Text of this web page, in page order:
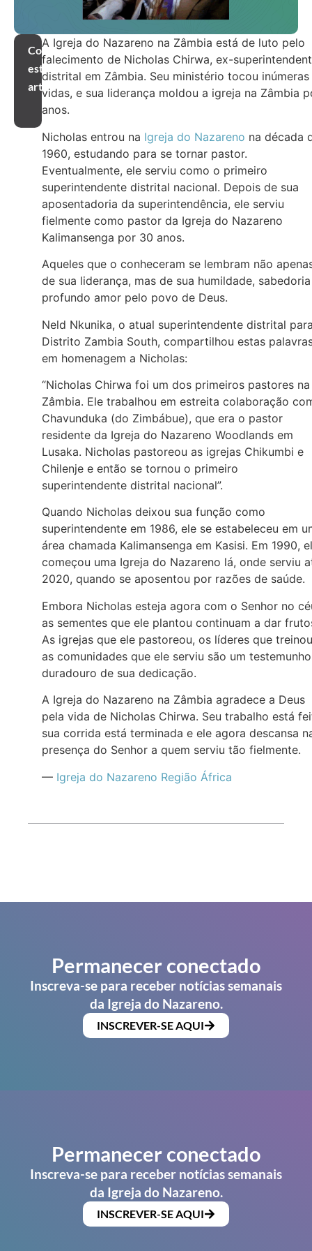
Compartilhar
este
artigo
A Igreja do Nazareno na Zâmbia está de luto pelo
falecimento de Nicholas Chirwa, ex-
distrital em Zâmbia. Seu ministério tocou inúmeras
vidas, e sua liderança moldou a igreja na Zâmbia
anos.
Nicholas entrou na Igreja do Nazareno na década
1960, estudando para se tornar pastor.
Eventualmente, ele serviu como o primeiro
superintendente distrital nacional. Depois de sua
aposentadoria da superintendência, ele serviu
fielmente como pastor da Igreja do Nazareno
Kalimansenga por 30 anos.
Aqueles que o conheceram se lembram não
de sua liderança, mas de sua humildade,
profundo amor pelo povo de Deus.
Neld Nkunika, o atual superintendente distrital
Distrito Zambia South, compartilhou estas
em homenagem a Nicholas:
“Nicholas Chirwa foi um dos primeiros pastores na
Zâmbia. Ele trabalhou em estreita colaboração
Chavunduka (do Zimbábue), que era o pastor
residente da Igreja do Nazareno Woodlands em
Lusaka. Nicholas pastoreou as igrejas Chikumbi e
Chilenje e então se tornou o primeiro
superintendente distrital nacional”.
Quando Nicholas deixou sua função como
superintendente em 1986, ele se estabeleceu em
área chamada Kalimansenga em Kasisi. Em 1990,
começou uma Igreja do Nazareno lá, onde serviu
2020, quando se aposentou por razões de saúde.
Embora Nicholas esteja agora com o Senhor no
as sementes que ele plantou continuam a dar
As igrejas que ele pastoreou, os líderes que
as comunidades que ele serviu são um testemunho
duradouro de sua dedicação.
A Igreja do Nazareno na Zâmbia agradece a Deus
pela vida de Nicholas Chirwa. Seu trabalho está
sua corrida está terminada e ele agora descansa
presença do Senhor a quem serviu tão fielmente.
— Igreja do Nazareno Região África
Permanecer conectado
Inscreva-se para receber notícias semanais
da Igreja do Nazareno.
INSCREVER-SE AQUI
Permanecer conectado
Inscreva-se para receber notícias semanais
da Igreja do Nazareno.
INSCREVER-SE AQUI